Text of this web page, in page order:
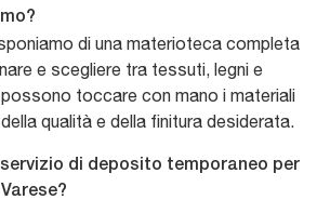
di una materioteca completa
e scegliere tra tessuti, legni e
toccare con mano i materiali
qualità e della finitura desiderata.
servizio di deposito temporaneo per